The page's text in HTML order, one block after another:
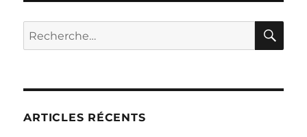
Rechercher :
ARTICLES RÉCENTS